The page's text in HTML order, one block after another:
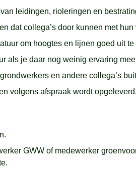
leidingen, rioleringen en
dat collega’s door kunnen met hun
om hoogtes en lijnen goed uit te
als je daar nog weinig ervaring
en andere collega’s
volgens afspraak wordt opgeleverd.
GWW of medewerker